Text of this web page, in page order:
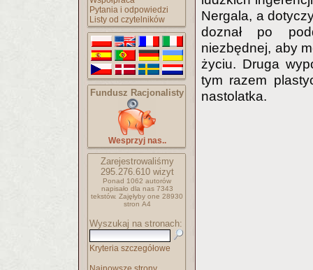
Pytania i odpowiedzi
Listy od czytelników
Fundusz Racjonalisty
Wesprzyj nas..
Zarejestrowaliśmy
295.276.610wizyt
Ponad 1062 autorów
napisało dla nas 7343
tekstów. Zajęłyby one 28930
stron A4
Wyszukaj na stronach:
Kryteria szczegółowe
Nergala, a
doznał po
niezbędnej, aby
życiu. Druga
tym razem
nastolatka.